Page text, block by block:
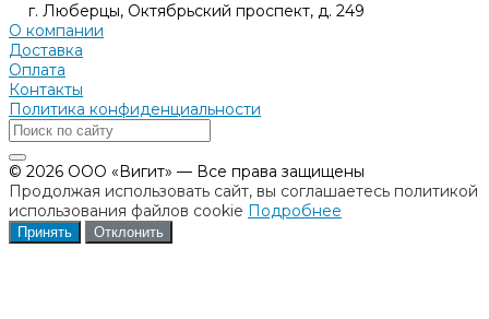
г. Люберцы, Октябрьский проспект, д. 249
О компании
Доставка
Оплата
Контакты
Политика конфиденциальности
© 2026 ООО «Вигит» — Все права защищены
Продолжая использовать сайт, вы соглашаетесь политикой
использования файлов cookie Подробнее
Принять Отклонить